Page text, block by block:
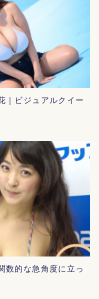
｜ビジュアルクイー
数的な急角度に立っ